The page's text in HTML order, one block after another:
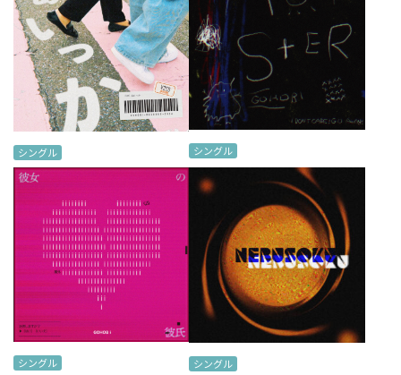
シングル
まぁいっか
シングル
モンスター
シングル シングル